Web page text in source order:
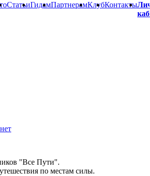
СтатьиГидамПартнерамКлубКонтакты
"Все Пути".
по местам силы.